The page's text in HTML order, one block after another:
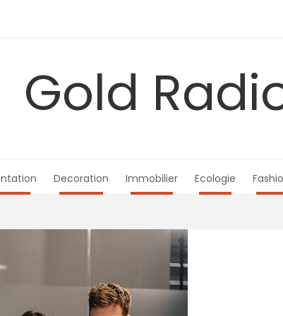
Gold
Decoration Immobilier Ecologie